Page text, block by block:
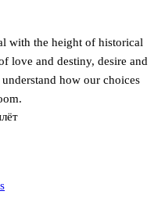
with the height of historical
love and destiny, desire and
how our choices